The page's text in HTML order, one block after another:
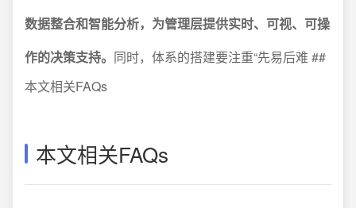
数据整合和智能分析，为管理层提供实时、可视、可操
作的决策支持。 同时，体系的搭建要注重“先易后难 ##
本文相关FAQs
本文相关FAQs